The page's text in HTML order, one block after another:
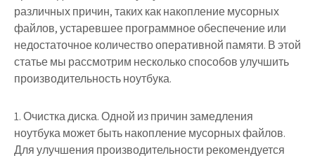
различных причин, таких как накопление мусорных
файлов, устаревшее программное обеспечение или
недостаточное количество оперативной памяти. В этой
статье мы рассмотрим несколько способов улучшить
производительность ноутбука.
1. Очистка диска. Одной из причин замедления
ноутбука может быть накопление мусорных файлов.
Для улучшения производительности рекомендуется